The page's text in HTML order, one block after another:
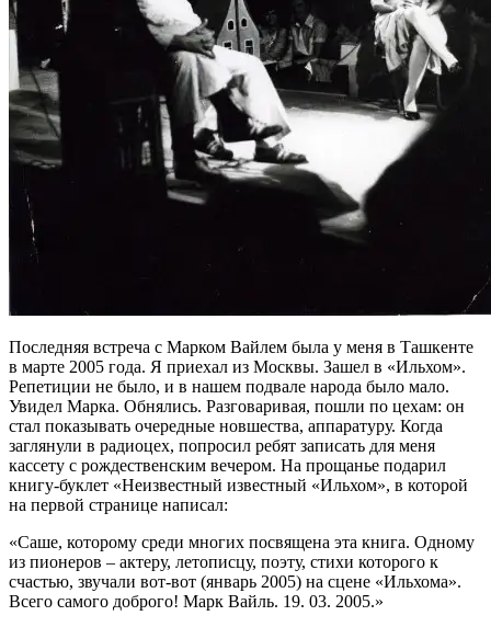
Последняя встреча с Марком Вайлем была у меня в Ташкенте
в марте 2005 года. Я приехал из Москвы. Зашел в «Ильхом».
Репетиции не было, и в нашем подвале народа было мало.
Увидел Марка. Обнялись. Разговаривая, пошли по цехам: он
стал показывать очередные новшества, аппаратуру. Когда
заглянули в радиоцех, попросил ребят записать для меня
кассету с рождественским вечером. На прощанье подарил
книгу-буклет «Неизвестный известный «Ильхом», в которой
на первой странице написал:
«Саше, которому среди многих посвящена эта книга. Одному
из пионеров – актеру, летописцу, поэту, стихи которого к
счастью, звучали вот-вот (январь 2005) на сцене «Ильхома».
Всего самого доброго! Марк Вайль. 19. 03. 2005.»